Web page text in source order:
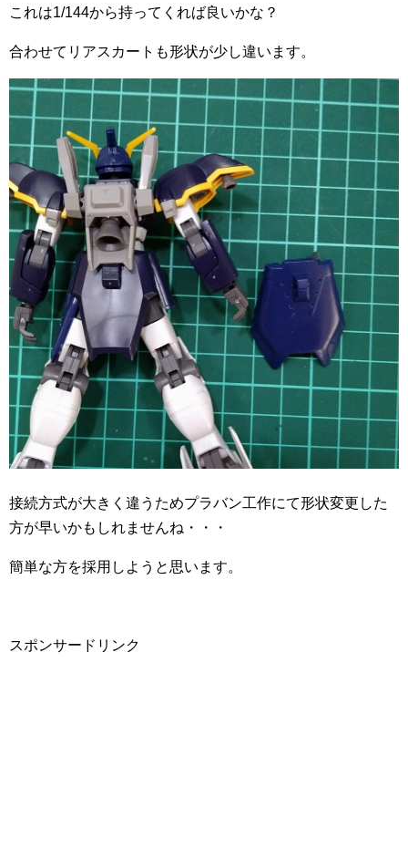
これは1/144から持ってくれば良いかな？
合わせてリアスカートも形状が少し違います。
接続方式が大きく違うためプラバン工作にて形状変更した
方が早いかもしれませんね・・・
簡単な方を採用しようと思います。
スポンサードリンク